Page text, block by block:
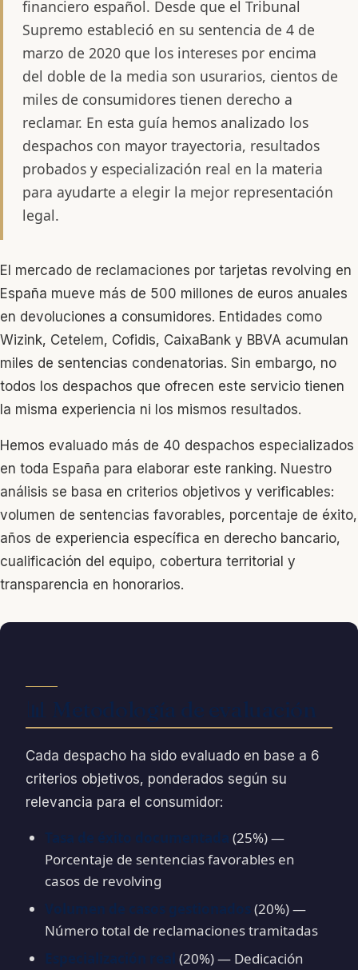
financiero español. Desde que el Tribunal
Supremo estableció en su sentencia de 4 de
marzo de 2020 que los intereses por encima
del doble de la media son usurarios, cientos de
miles de consumidores tienen derecho a
reclamar. En esta guía hemos analizado los
despachos con mayor trayectoria, resultados
probados y especialización real en la materia
para ayudarte a elegir la mejor representación
legal.
El mercado de reclamaciones por tarjetas revolving en
España mueve más de 500 millones de euros anuales
en devoluciones a consumidores. Entidades como
Wizink, Cetelem, Cofidis, CaixaBank y BBVA acumulan
miles de sentencias condenatorias. Sin embargo, no
todos los despachos que ofrecen este servicio tienen
la misma experiencia ni los mismos resultados.
Hemos evaluado más de 40 despachos especializados
en toda España para elaborar este ranking. Nuestro
análisis se basa en criterios objetivos y verificables:
volumen de sentencias favorables, porcentaje de éxito,
años de experiencia específica en derecho bancario,
cualificación del equipo, cobertura territorial y
transparencia en honorarios.
Cada despacho ha sido evaluado en base a 6
criterios objetivos, ponderados según su
relevancia para el consumidor:
(25%) —
Porcentaje de sentencias favorables en
casos de revolving
(20%) —
Número total de reclamaciones tramitadas
(20%) — Dedicación